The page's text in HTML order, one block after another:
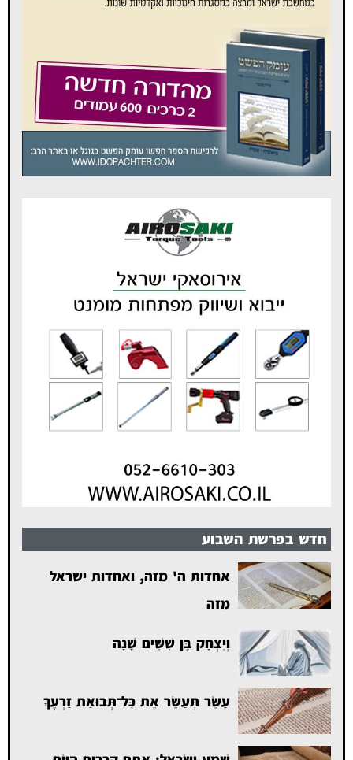
חדש בפרשת השבוע
אחדות ה' מזה, ואחדות ישראל
מזה
וְיִצְחָק בֶּן שִׁשִּׁים שָׁנָה
עַשֵּׂר תְּעַשֵּׂר אֵת כׇּל־תְּבוּאַת זַרְעֶךָ